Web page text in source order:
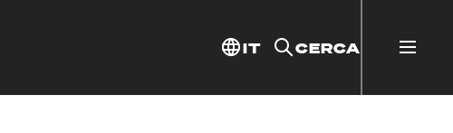
IT CERCA